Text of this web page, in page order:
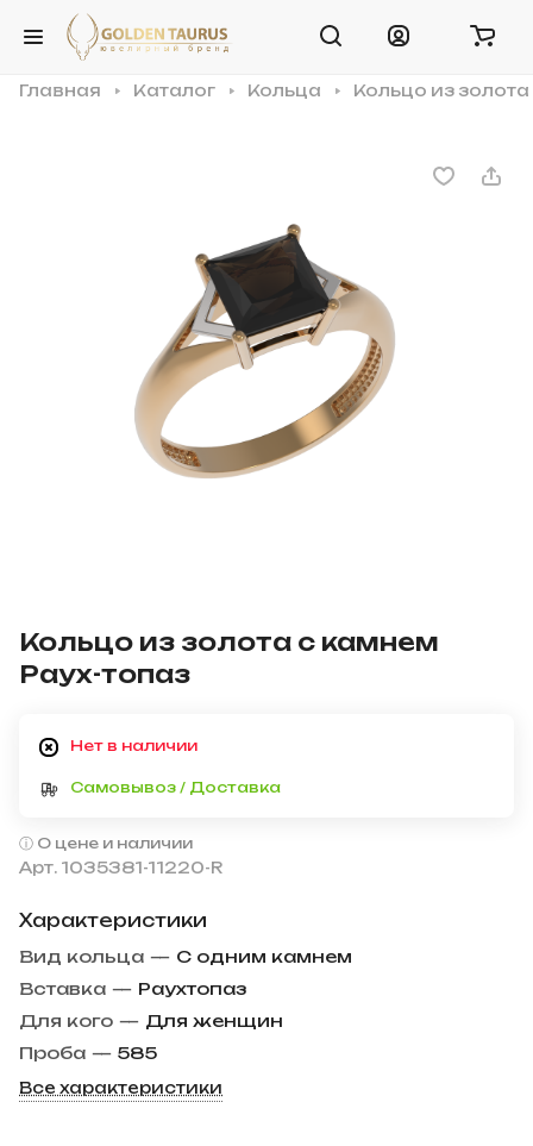
Главная Каталог Кольца Кольцо из
Кольцо из золота с камнем
Раух-топаз
Арт. 1035381-11220-R
Характеристики
Вид кольца — С одним камнем
Вставка — Раухтопаз
Для кого — Для женщин
Проба — 585
Все характеристики
Нет в наличии
Самовывоз / Доставка
О цене и наличии